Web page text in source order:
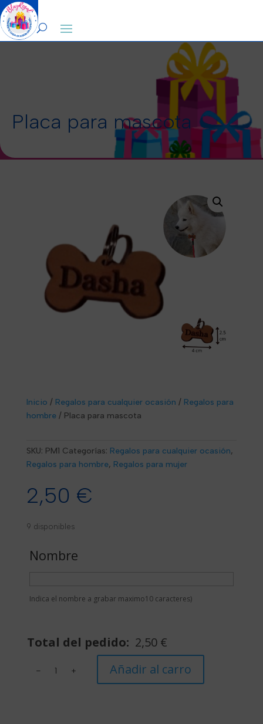
0
Placa para mascota
Inicio / Regalos para cualquier ocasión / Regalos para
hombre/ Placa para mascota
SKU: PM1 Categorías: Regalos para cualquier ocasión,
Regalos para hombre, Regalos para mujer
2,50 €
9 disponibles
Nombre
Indica el nombre a grabar maximo10 caracteres)
Total del pedido: 2,50 €
para
Añadir al carro